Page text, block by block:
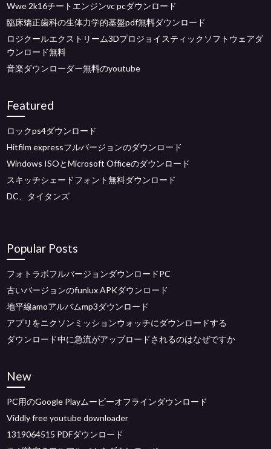
Wwe 2k16チートエンジンvc pcダウンロード
臨床矯正歯科の生体力学的基盤pdf無料ダウンロード
ロジクールエクストリーム3Dプロジョイスティックソフトウェアダ
ウンロード無料
音楽ダウンローダー無料のyoutube
Featured
ロックps4ダウンロード
Hitfilm expressフルバージョンのダウンロード
Windows ISOとMicrosoft Officeのダウンロード
スキッチシェードフォント無料ダウンロード
DC、タイタンズ
Popular Posts
フォトラボフルバージョンダウンロードPC
古いバージョンのfunlux APKダウンロード
地平線amoアルバムmp3ダウンロード
アプリをニクソンミッションウォッチにダウンロードする
ダウンロード中に急流がアップロードされるのはなぜですか
New
PC用のGoogle Playムービーオフラインダウンロード
Viddly free youtube downloader
1319064515 PDFダウンロード